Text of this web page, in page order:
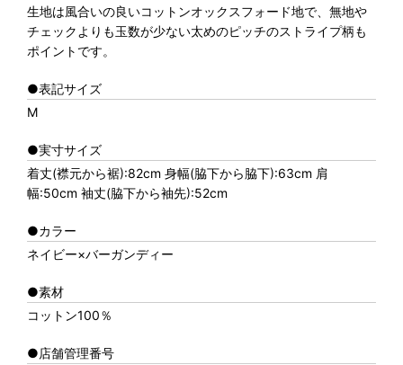
生地は風合いの良いコットンオックスフォード地で、無地や
チェックよりも玉数が少ない太めのピッチのストライプ柄も
ポイントです。
●表記サイズ
M
●実寸サイズ
着丈(襟元から裾):82cm 身幅(脇下から脇下):63cm 肩
幅:50cm 袖丈(脇下から袖先):52cm
●カラー
ネイビー×バーガンディー
●素材
コットン100％
●店舗管理番号